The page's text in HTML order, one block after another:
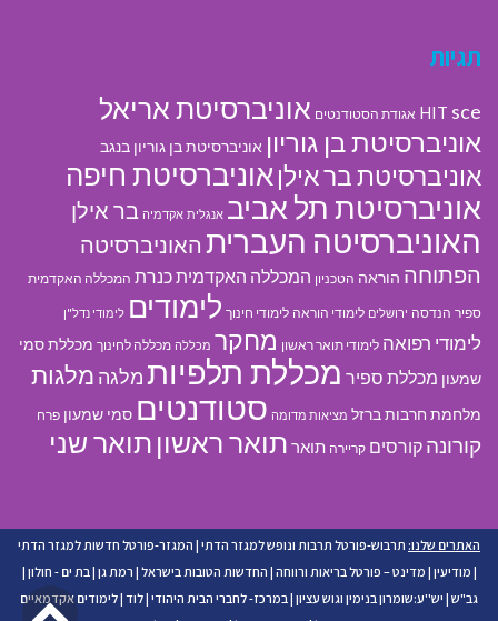
תגיות
HIT sce אגודת הסטודנטים אוניברסיטת אריאל
אוניברסיטת בן גוריון אוניברסיטת בן גוריון בנגב
אוניברסיטת בר אילן אוניברסיטת חיפה
אוניברסיטת תל אביב אנגלית אקדמיה בר אילן
האוניברסיטה העברית האוניברסיטה
הפתוחה הוראה הטכניון המכללה האקדמית כנרת המכללה האקדמית
ספיר הנדסה ירושלים לימודי הוראה לימודי חינוך לימודים לימודי נדל"ן
לימודי רפואה לימודי תואר ראשון מחקר מכללה מכללה לחינוך מכללת סמי
שמעון מכללת ספיר מכללת תלפיות מלגה מלגות
מלחמת חרבות ברזל מציאות מדומה סטודנטים סמי שמעון פרח
קורונה קורסים קריירה תואר תואר ראשון תואר שני
האתרים שלנו: תרבוש-פורטל תרבות ונופש למגזר הדתי | המגזר-פורטל חדשות למגזר הדתי
| מודיעין | מדינט – פורטל בריאות ורווחה | החדשות הטובות בישראל | רמת גן | בת ים - חולון |
גב"ש | יש''ע:שומרון בנימין וגוש עציון | במרכז- לחברי הבית היהודי |לוד |לימודים אקדמאיים